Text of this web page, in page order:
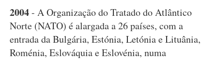
2004- A Organização do Tratado do Atlântico
Norte (NATO) é alargada a 26 países, com a
entrada da Bulgária, Estónia, Letónia e Lituânia,
Roménia, Eslováquia e Eslovénia, numa